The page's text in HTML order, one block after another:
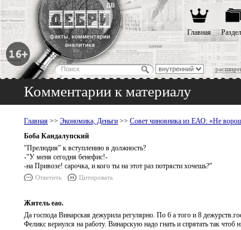
Главная
Комментарии к материалу
Главная >> Экономика, Деньги >> Совет чиновника из ЕАО: «Не
Боба Кандалупский
"Прелюдия" к вступлению в должность?
-"У меня сегодня бенефис!-
-на Привозе! сарочка, и кого ты на этот раз потрясти хочешь?"
Ответить Цитировать
Житель еао.
Да господа Винарская дежурила регулярно. По 6 а того и 8
Феликс вернулся на работу. Винарскую надо гнать и спрятать так